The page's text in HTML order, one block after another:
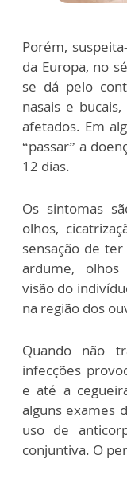
Porém,
da Europa, no
se dá pelo
nasais e
afetados. Em
“passar” a
12 dias.
Os sintomas
olhos,
sensação de
ardume, olhos
visão do
na região dos
Quando não
infecções
e até a
alguns exames
uso de
conjuntiva. O